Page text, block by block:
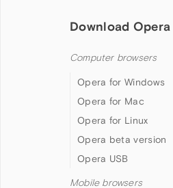
Download Opera
Computer browsers
Opera for Windows
Opera for Mac
Opera for Linux
Opera beta version
Opera USB
Mobile browsers